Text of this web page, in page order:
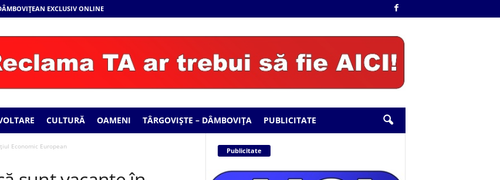
EXCLUSIV ONLINE
CULTURĂ OAMENI TÂRGOVIȘTE – DÂMBOVIȚA PUBLICITATE
Economic European Publicitate